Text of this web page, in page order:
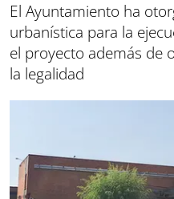
El Ayuntamiento ha
urbanística para la
el proyecto además de
la legalidad